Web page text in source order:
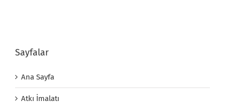
Sayfalar
Ana Sayfa
Atkı İmalatı